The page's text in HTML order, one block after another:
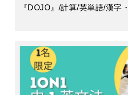
『DOJO』/計算/英単語/漢